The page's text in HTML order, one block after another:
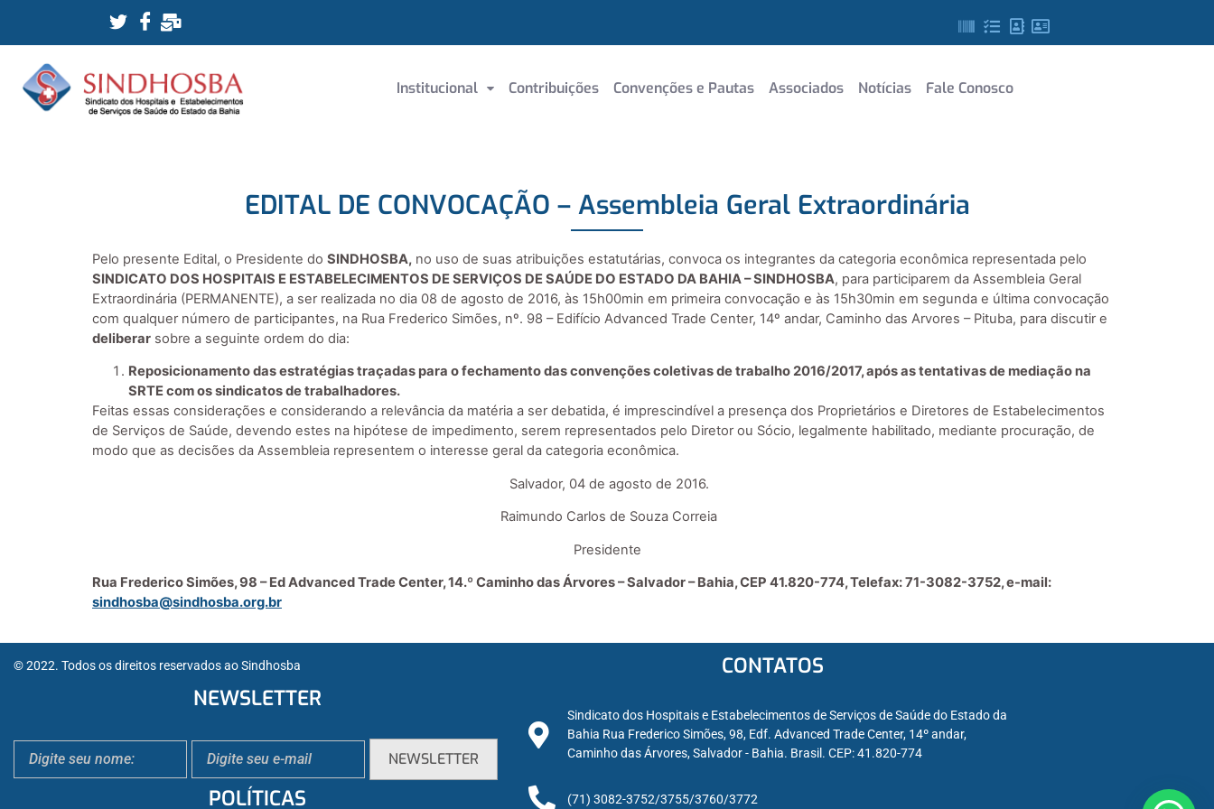
Institucional Contribuições Convenções e Pautas Associados Notícias Fale Conosco
EDITAL DE CONVOCAÇÃO – Assembleia Geral Extraordinária
Pelo presente Edital, o Presidente do SINDHOSBA, no uso de suas atribuições estatutárias, convoca os integrantes da categoria econômica representada pelo
SINDICATO DOS HOSPITAIS E ESTABELECIMENTOS DE SERVIÇOS DE SAÚDE DO ESTADO DA BAHIA – SINDHOSBA, para participarem da Assembleia Geral
Extraordinária (PERMANENTE), a ser realizada no dia 08 de agosto de 2016, às 15h00min em primeira convocação e às 15h30min em segunda e última convocação
com qualquer número de participantes, na Rua Frederico Simões, nº. 98 – Edifício Advanced Trade Center, 14º andar, Caminho das Arvores – Pituba, para discutir e
deliberar sobre a seguinte ordem do dia:
Reposicionamento das estratégias traçadas para o fechamento das convenções coletivas de trabalho 2016/2017, após as tentativas de mediação na
SRTE com os sindicatos de trabalhadores.
Feitas essas considerações e considerando a relevância da matéria a ser debatida, é imprescindível a presença dos Proprietários e Diretores de Estabelecimentos
de Serviços de Saúde, devendo estes na hipótese de impedimento, serem representados pelo Diretor ou Sócio, legalmente habilitado, mediante procuração, de
modo que as decisões da Assembleia representem o interesse geral da categoria econômica.
Salvador, 04 de agosto de 2016.
Raimundo Carlos de Souza Correia
Presidente
Rua Frederico Simões, 98 – Ed Advanced Trade Center, 14.º Caminho das Árvores – Salvador – Bahia, CEP 41.820-774, Telefax: 71-3082-3752, e-mail:
sindhosba@sindhosba.org.br
© 2022. Todos os direitos reservados ao Sindhosba
NEWSLETTER
POLÍTICAS
CONTATOS
Sindicato dos Hospitais e Estabelecimentos de Serviços de Saúde do Estado da
Bahia Rua Frederico Simões, 98, Edf. Advanced Trade Center, 14º andar,
Caminho das Árvores, Salvador - Bahia. Brasil. CEP: 41.820-774
(71) 3082-3752/3755/3760/3772